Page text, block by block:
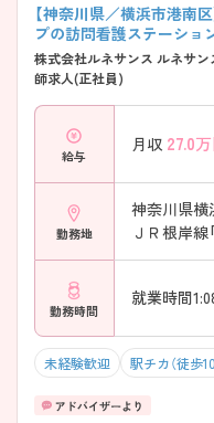
【神奈川県／横浜市港南
プの訪問看護ステーショ
株式会社ルネサンス ルネサ
師求人(正社員)
給与
月収 27.0
勤務地
神奈川県横
ＪＲ根岸線
勤務時間
就業時間
未経験歓迎 駅チカ（徒歩